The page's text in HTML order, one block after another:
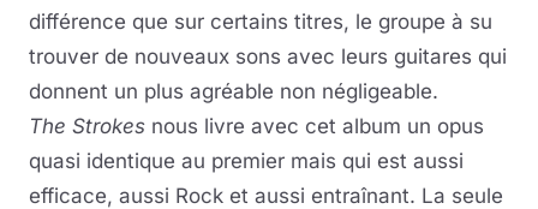
différence que sur certains titres, le groupe à su
trouver de nouveaux sons avec leurs guitares qui
donnent un plus agréable non négligeable.
The Strokes nous livre avec cet album un opus
quasi identique au premier mais qui est aussi
efficace, aussi Rock et aussi entraînant. La seule